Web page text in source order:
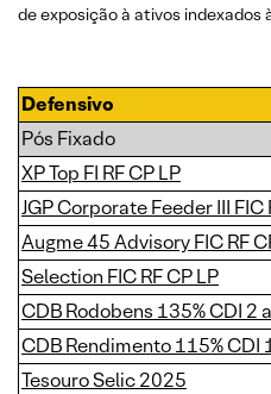
de exposição à ativos indexados
Defensivo
Pós Fixado
XP Top FI RF CP LP
JGP Corporate Feeder III FIC
Augme 45 Advisory FIC RF
Selection FIC RF CP LP
CDB Rodobens 135% CDI 2
CDB Rendimento 115% CDI
Tesouro Selic 2025